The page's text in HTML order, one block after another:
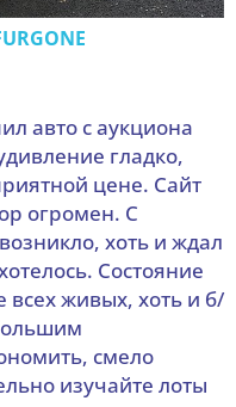
авто с аукциона
гладко,
цене. Сайт
огромен. С
хоть и ждал
Состояние
живых, хоть и б/
смело
изучайте лоты